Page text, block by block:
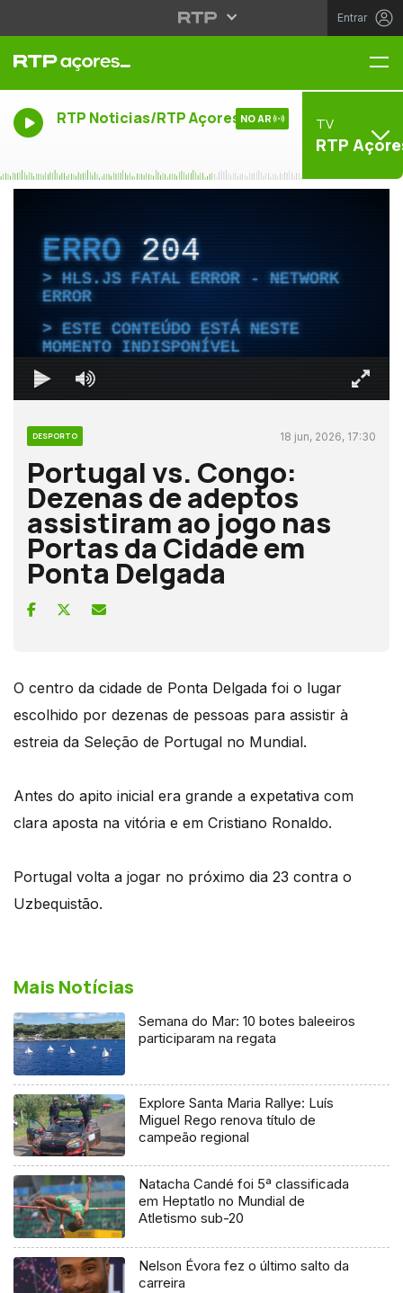
Entrar
RTP Noticias/RTP Açores NO AR TV
RTP
ERRO204
HLS.JS FATAL ERROR - NETWORK
ERROR
ESTE CONTEÚDO ESTÁ NESTE
MOMENTO INDISPONÍVEL
DESPORTO 18 jun, 2026, 17:30
Portugal vs. Congo:
Dezenas de adeptos
assistiram ao jogo nas
Portas da Cidade em
Ponta Delgada
O centro da cidade de Ponta Delgada foi o lugar
escolhido por dezenas de pessoas para assistir à
estreia da Seleção de Portugal no Mundial.
Antes do apito inicial era grande a expetativa com
clara aposta na vitória e em Cristiano Ronaldo.
Portugal volta a jogar no próximo dia 23 contra o
Uzbequistão.
Mais Notícias
Semana do Mar: 10 botes baleeiros
participaram na regata
Explore Santa Maria Rallye: Luís
Miguel Rego renova título de
campeão regional
Natacha Candé foi 5ª classificada
em Heptatlo no Mundial de
Atletismo sub-20
Nelson Évora fez o último salto da
carreira